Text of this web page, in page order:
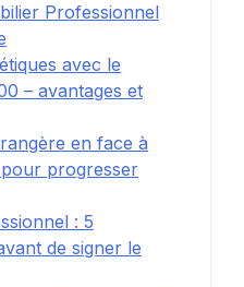
Professionnel
avec le
– avantages et
en face à
progresser
: 5
de signer le